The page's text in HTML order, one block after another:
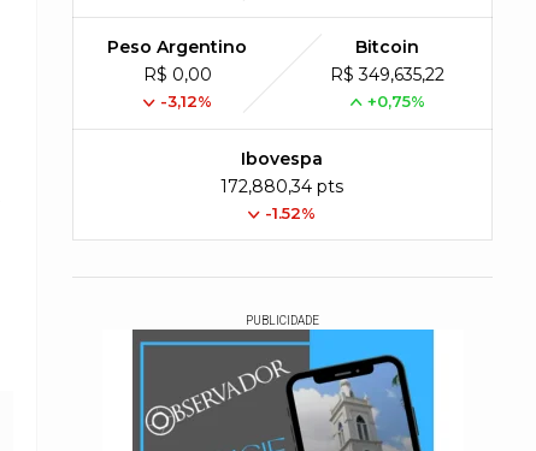
Peso Argentino
R$ 0,00
-3,12%
Bitcoin
R$ 349,635,22
+0,75%
Ibovespa
172,880,34 pts
-1.52%
PUBLICIDADE